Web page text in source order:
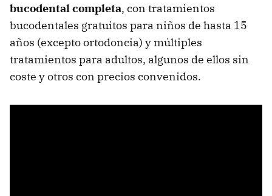
bucodental completa, con tratamientos
bucodentales gratuitos para niños de hasta 15
años (excepto ortodoncia) y múltiples
tratamientos para adultos, algunos de ellos sin
coste y otros con precios convenidos.